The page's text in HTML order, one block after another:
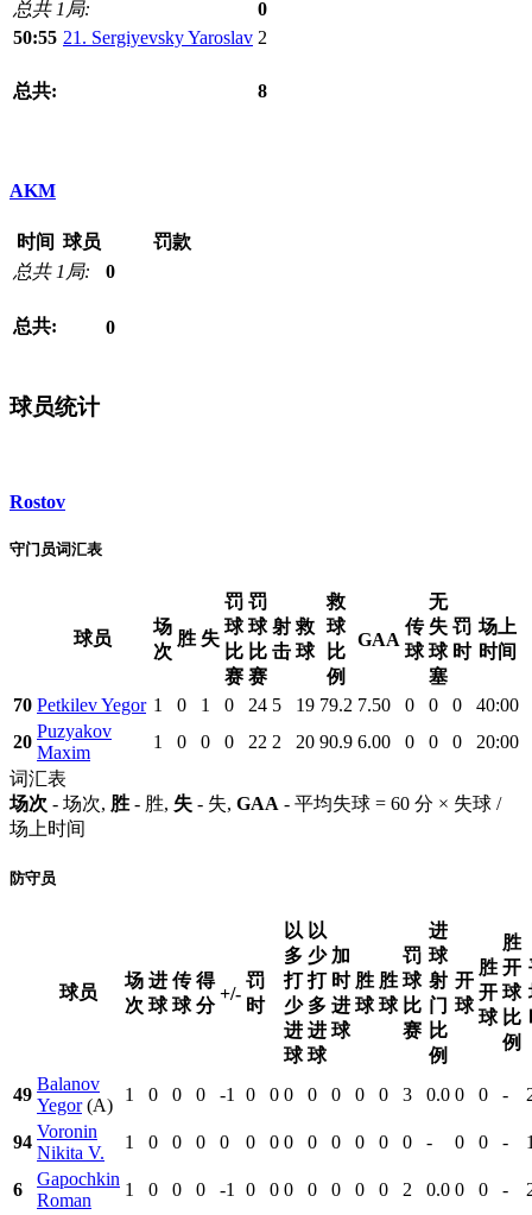
总共 1局:
0
50:55 21. Sergiyevsky Yaroslav 2
总共: 8
AKM
时间 球员
罚款
总共 1局:
0
总共: 0
球员统计
Rostov
守门员词汇表
球员
场
次
胜 失
罚
球
比
赛
罚
球
比
赛
射
击
救
球
救
球
比
例
GAA
传
球
无
失
球
塞
罚
时
场上
时间
70 Petkilev Yegor 1 0 1 0 24 5 19 79.2 7.50 0 0 0
40:00
20
Puzyakov
Maxim
1 0 0 0 22 2 20 90.9 6.00 0 0 0
20:00
词汇表
场次 - 场次, 胜 - 胜, 失 - 失, GAA - 平均失球 = 60 分 × 失球 /
场上时间
防守员
球员
场
次
进
球
传
球
得
分
+/-
罚
时
以
多
打
少
进
球
以
少
打
多
进
球
加
时
进
球
胜
球
胜
球
罚
球
比
赛
进
球
射
门
比
例
开
球
胜
开
球
胜
开
球
比
例
49
Balanov
Yegor(A)
1 0 0 0 -1 0 0 0 0 0 0 0 3 0.0 0 0 -
94
Voronin
Nikita V.
1 0 0 0 0 0 0 0 0 0 0 0 0 - 0 0 -
6
Gapochkin
Roman
1 0 0 0 -1 0 0 0 0 0 0 0 2 0.0 0 0 -